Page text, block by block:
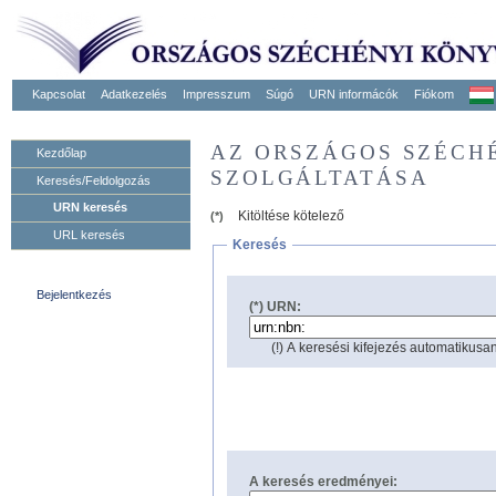
Kapcsolat Adatkezelés Impresszum Súgó URN informácók Fiókom
Kezdőlap
Keresés/Feldolgozás
URN keresés
URL keresés
Bejelentkezés
AZ ORSZÁGOS
SZOLGÁLTATÁSA
(*)
Kitöltése kötelező
Keresés
(*) URN:
(!) A keresési kifejezés
A keresés eredményei: